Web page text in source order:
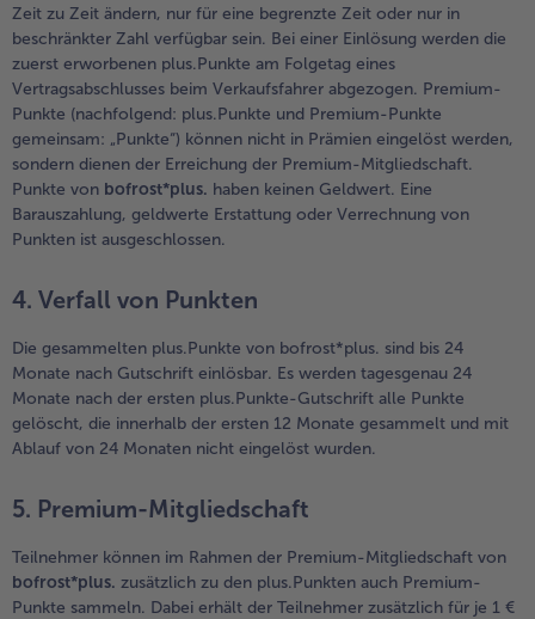
Zeit zu Zeit ändern, nur für eine begrenzte Zeit oder nur in
beschränkter Zahl verfügbar sein. Bei einer Einlösung werden die
zuerst erworbenen plus.Punkte am Folgetag eines
Vertragsabschlusses beim Verkaufsfahrer abgezogen. Premium-
Punkte (nachfolgend: plus.Punkte und Premium-Punkte
gemeinsam: „Punkte“) können nicht in Prämien eingelöst werden,
sondern dienen der Erreichung der Premium-Mitgliedschaft.
Punkte von bofrost*plus. haben keinen Geldwert. Eine
Barauszahlung, geldwerte Erstattung oder Verrechnung von
Punkten ist ausgeschlossen.
4. Verfall von Punkten
Die gesammelten plus.Punkte von bofrost*plus. sind bis 24
Monate nach Gutschrift einlösbar. Es werden tagesgenau 24
Monate nach der ersten plus.Punkte-Gutschrift alle Punkte
gelöscht, die innerhalb der ersten 12 Monate gesammelt und mit
Ablauf von 24 Monaten nicht eingelöst wurden.
5. Premium-Mitgliedschaft
Teilnehmer können im Rahmen der Premium-Mitgliedschaft von
bofrost*plus. zusätzlich zu den plus.Punkten auch Premium-
Punkte sammeln. Dabei erhält der Teilnehmer zusätzlich für je 1 €